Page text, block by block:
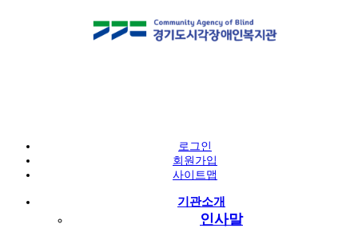
로그인
회원가입
사이트맵
기관소개
인사말
공지사항